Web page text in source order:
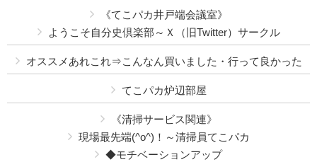
《てこパカ井戸端会議室》
ようこそ自分史倶楽部～Ｘ（旧Twitter）サークル
オススメあれこれ⇒こんなん買いました・行って良かった
てこパカ炉辺部屋
《清掃サービス関連》
現場最先端(^o^)！～清掃員てこパカ
◆モチベーションアップ